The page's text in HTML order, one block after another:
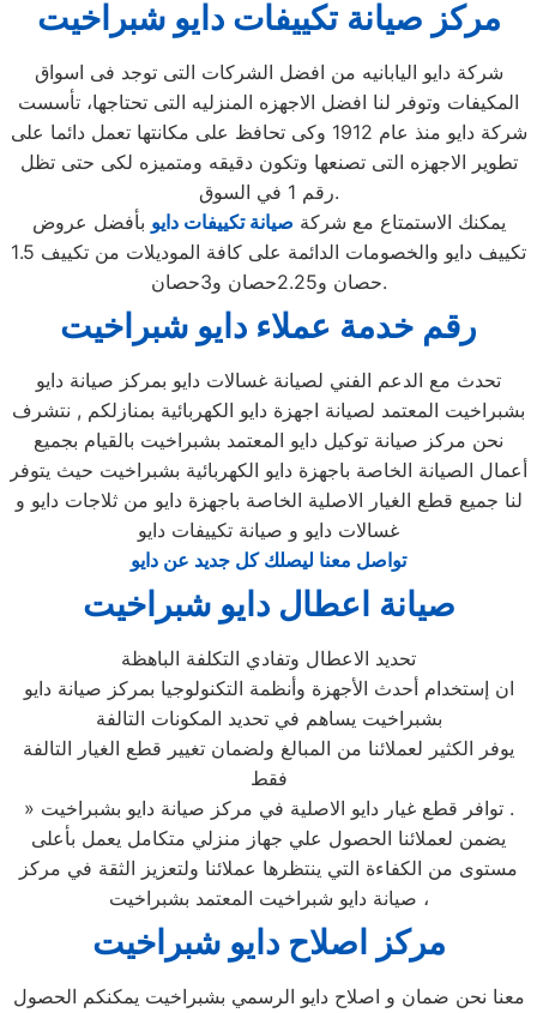
مركز صيانة تكييفات دايو شبراخيت
شركة دايو اليابانيه من افضل الشركات التى توجد فى اسواق
المكيفات وتوفر لنا افضل الاجهزه المنزليه التى تحتاجها، تأسست
شركة دايو منذ عام 1912 وكى تحافظ على مكانتها تعمل دائما على
تطوير الاجهزه التى تصنعها وتكون دقيقه ومتميزه لكى حتى تظل
رقم 1 في السوق.
يمكنك الاستمتاع مع شركة صيانة تكييفات دايو بأفضل عروض
تكييف دايو والخصومات الدائمة على كافة الموديلات من تكييف 1.5
حصان و2.25حصان و3حصان.
رقم خدمة عملاء دايو شبراخيت
تحدث مع الدعم الفني لصيانة غسالات دايو بمركز صيانة دايو
بشبراخيت المعتمد لصيانة اجهزة دايو الكهربائية بمنازلكم , نتشرف
نحن مركز صيانة توكيل دايو المعتمد بشبراخيت بالقيام بجميع
أعمال الصيانة الخاصة باجهزة دايو الكهربائية بشبراخيت حيث يتوفر
لنا جميع قطع الغيار الاصلية الخاصة باجهزة دايو من ثلاجات دايو و
غسالات دايو و صيانة تكييفات دايو
تواصل معنا ليصلك كل جديد عن دايو
صيانة اعطال دايو شبراخيت
تحديد الاعطال وتفادي التكلفة الباهظة
ان إستخدام أحدث الأجهزة وأنظمة التكنولوجيا بمركز صيانة دايو
بشبراخيت يساهم في تحديد المكونات التالفة
يوفر الكثير لعملائنا من المبالغ ولضمان تغيير قطع الغيار التالفة
فقط
» توافر قطع غيار دايو الاصلية في مركز صيانة دايو بشبراخيت .
يضمن لعملائنا الحصول علي جهاز منزلي متكامل يعمل بأعلى
مستوى من الكفاءة التي ينتظرها عملائنا ولتعزيز الثقة في مركز
صيانة دايو شبراخيت المعتمد بشبراخيت ،
مركز اصلاح دايو شبراخيت
معنا نحن ضمان و اصلاح دايو الرسمي بشبراخيت يمكنكم الحصول